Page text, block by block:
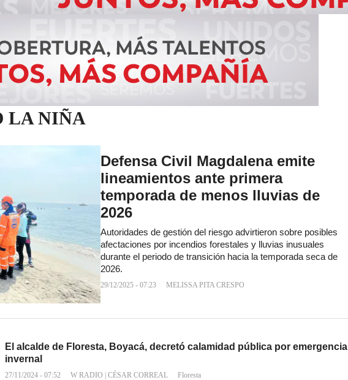
LA NIÑA
Defensa Civil Magdalena emite
lineamientos ante primera
temporada de menos lluvias de
2026
Autoridades de gestión del riesgo advirtieron sobre posibles
afectaciones por incendios forestales y lluvias inusuales
durante el periodo de transición hacia la temporada seca de
2026.
29/12/2025 - 07:23 MELISSA PITA CRESPO
El alcalde de Floresta, Boyacá, decretó calamidad pública por emergencia
invernal
27/11/2024 - 07:52 W RADIO CÉSAR CORREAL Floresta